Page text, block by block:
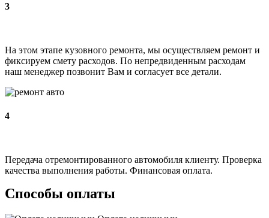
3
На этом этапе кузовного ремонта, мы осуществляем ремонт и
фиксируем смету расходов. По непредвиденным расходам
наш менеджер позвонит Вам и согласует все детали.
4
Передача отремонтированного автомобиля клиенту. Проверка
качества выполнения работы. Финансовая оплата.
Способы оплаты